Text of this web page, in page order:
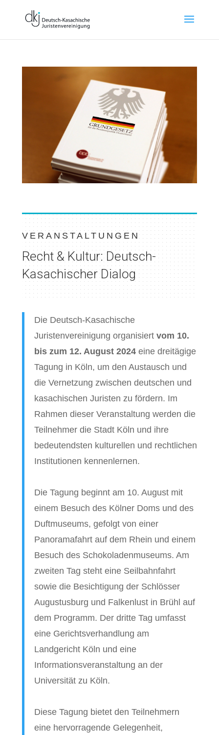
VERANSTALTUNGEN
Recht & Kultur: Deutsch-
Kasachischer Dialog
Die Deutsch-Kasachische
Juristenvereinigung organisiert vom 10.
bis zum 12. August 2024eine dreitägige
Tagung in Köln, um den Austausch und
die Vernetzung zwischen deutschen und
kasachischen Juristen zu fördern. Im
Rahmen dieser Veranstaltung werden die
Teilnehmer die Stadt Köln und ihre
bedeutendsten kulturellen und rechtlichen
Institutionen kennenlernen.
Die Tagung beginnt am 10. August mit
einem Besuch des Kölner Doms und des
Duftmuseums, gefolgt von einer
Panoramafahrt auf dem Rhein und einem
Besuch des Schokoladenmuseums. Am
zweiten Tag steht eine Seilbahnfahrt
sowie die Besichtigung der Schlösser
Augustusburg und Falkenlust in Brühl auf
dem Programm. Der dritte Tag umfasst
eine Gerichtsverhandlung am
Landgericht Köln und eine
Informationsveranstaltung an der
Universität zu Köln.
Diese Tagung bietet den Teilnehmern
eine hervorragende Gelegenheit,